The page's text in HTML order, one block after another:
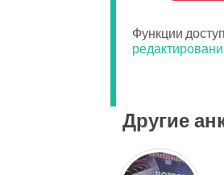
Функции
Другие